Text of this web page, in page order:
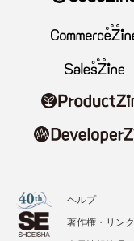
ヘルプ
著作権・リンク